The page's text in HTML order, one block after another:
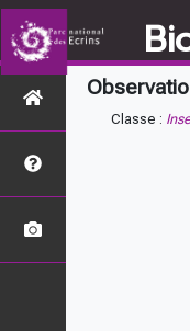
Classe :